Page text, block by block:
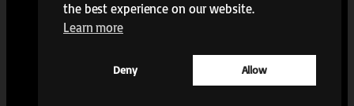
Instagram mailto:kontakt@foek-juz-aurich.de
the best experience on our website.
Learn more
Deny Allow